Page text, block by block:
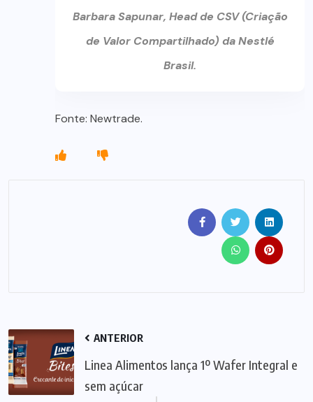
Barbara Sapunar, Head de CSV (Criação
de Valor Compartilhado) da Nestlé
Brasil.
Fonte: Newtrade.
ANTERIOR
Linea Alimentos lança 1º Wafer Integral e
sem açúcar